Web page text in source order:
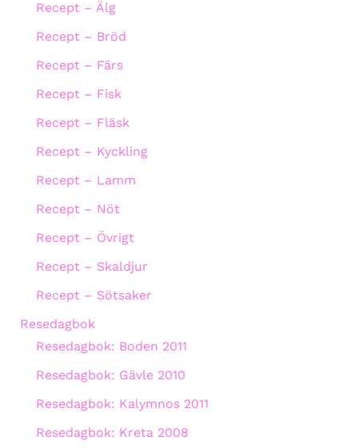
Recept – Älg
Recept – Bröd
Recept – Färs
Recept – Fisk
Recept – Fläsk
Recept – Kyckling
Recept – Lamm
Recept – Nöt
Recept – Övrigt
Recept – Skaldjur
Recept – Sötsaker
Resedagbok
Resedagbok: Boden 2011
Resedagbok: Gävle 2010
Resedagbok: Kalymnos 2011
Resedagbok: Kreta 2008